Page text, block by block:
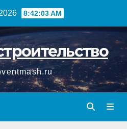
8:42:04 AM